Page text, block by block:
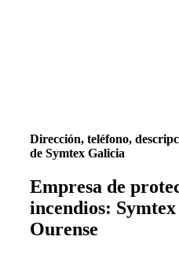
Dirección, teléfono,
de Symtex Galicia
Empresa de
incendios:
Ourense